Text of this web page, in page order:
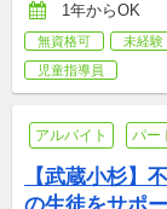
1年からOK
無資格可 未経験
児童指導員
アルバイト パー
【武蔵小杉】